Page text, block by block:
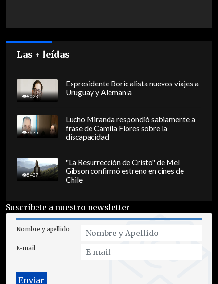
Las + leídas
8023
Expresidente Boric alista nuevos viajes a
Uruguay y Alemania
7675
Lucho Miranda respondió sabiamente a
frase de Camila Flores sobre la
discapacidad
5437
"La Resurrección de Cristo" de Mel
Gibson confirmó estreno en cines de
Chile
Suscríbete a nuestro newsletter
Nombre y apellido
E-mail